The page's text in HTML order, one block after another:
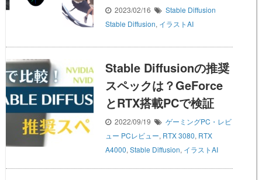
2023/02/16
Stable Diffusion
Stable Diffusion, イラストAI
Stable Diffusionの推奨
スペックは？GeForce
とRTX搭載PCで検証
2022/09/19
ゲーミングPC・レビ
ュー PCレビュー, RTX 3080, RTX
A4000, Stable Diffusion, イラストAI